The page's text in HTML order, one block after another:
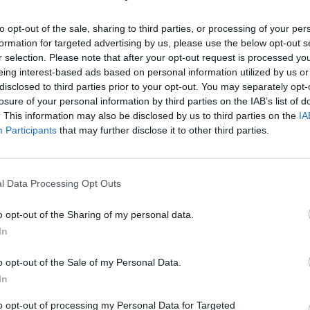
opt-out of the sale, sharing to third parties, or processing of your
for targeted advertising by us, please use the below opt-out
selection. Please note that after your opt-out request is processed
interest-based ads based on personal information utilized by us
to third parties prior to your opt-out. You may separately
of your personal information by third parties on the IAB’s list of
This information may also be disclosed by us to third parties on the
Participants that may further disclose it to other third parties.
Data Processing Opt Outs
opt-out of the Sharing of my personal data.
opt-out of the Sale of my Personal Data.
opt-out of processing my Personal Data for Targeted
d ieci finaliste
per un’audizione
della città vincitrice avverrà
caso di successo, il Comune potrà
fino a 500mila europer dare
proposte.